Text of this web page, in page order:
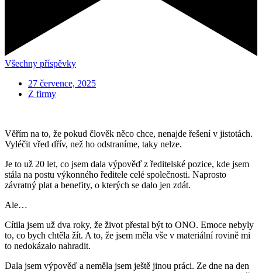
Všechny příspěvky
27 července, 2025
Z firmy
Věřím na to, že pokud člověk něco chce, nenajde řešení v jistotách.
Vyléčit vřed dřív, než ho odstraníme, taky nelze.
Je to už 20 let, co jsem dala výpověď z ředitelské pozice, kde jsem
stála na postu výkonného ředitele celé společnosti. Naprosto
závratný plat a benefity, o kterých se dalo jen zdát.
Ale…
Cítila jsem už dva roky, že život přestal být to ONO. Emoce nebyly
to, co bych chtěla žít. A to, že jsem měla vše v materiální rovině mi
to nedokázalo nahradit.
Dala jsem výpověď a neměla jsem ještě jinou práci. Ze dne na den